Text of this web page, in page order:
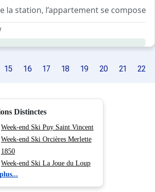
la station, l’appartement se compose
deux lits 1 place superposés, d’un
exposition nord-ouest avec une vue
: Proche des remontées
15 16 17 18 19 20 21 22
Distinctes
Week-end Ski Puy Saint Vincent
Week-end Ski Orcières Merlette
1850
Week-end Ski La Joue du Loup
Week-end Ski Isola 2000
Week-end Ski Auron